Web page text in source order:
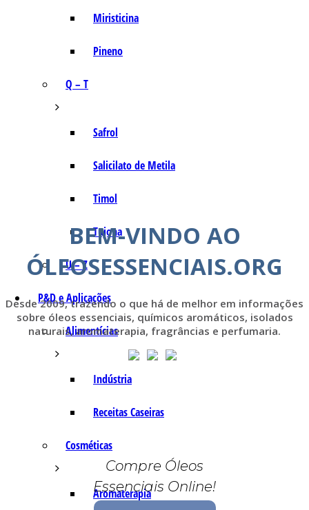
Miristicina
Pineno
Q – T
Safrol
Salicilato de Metila
Timol
Tujona
U – Z
P&D e Aplicações
Alimentícias
Indústria
Receitas Caseiras
Cosméticas
Aromaterapia
BEM-VINDO AO
ÓLEOSESSENCIAIS.ORG
Desde 2009, trazendo o que há de melhor em informações
sobre óleos essenciais, químicos aromáticos, isolados
naturais, aromaterapia, fragrâncias e perfumaria.
Compre Óleos
Essenciais Online!